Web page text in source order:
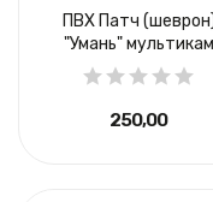
ПВХ Патч
"Умань" мультикам
250,00 ₴